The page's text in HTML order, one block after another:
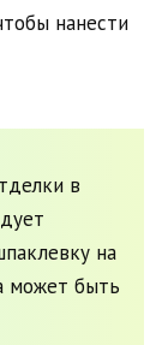
нанести
в
на
может быть